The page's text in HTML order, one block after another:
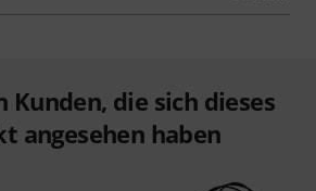
Kunden, die sich dieses
angesehen haben